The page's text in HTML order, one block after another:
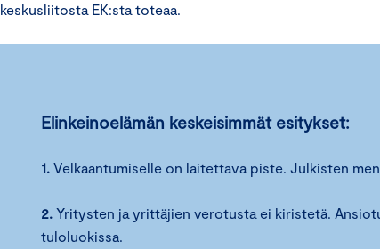
keskusliitosta EK:sta toteaa.
Elinkeinoelämän keskeisimmät esitykset:
1. Velkaantumiselle on laitettava piste. Julkisten
2. Yritysten ja yrittäjien verotusta ei kiristetä.
tuloluokissa.